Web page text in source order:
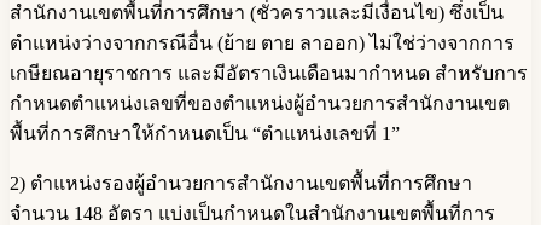
สำนักงานเขตพื้นที่การศึกษา (ชั่วคราวและมีเงื่อนไข) ซึ่งเป็น
ตำแหน่งว่างจากกรณีอื่น (ย้าย ตาย ลาออก) ไม่ใช่ว่างจากการ
เกษียณอายุราชการ และมีอัตราเงินเดือนมากำหนด สำหรับการ
กำหนดตำแหน่งเลขที่ของตำแหน่งผู้อำนวยการสำนักงานเขต
พื้นที่การศึกษาให้กำหนดเป็น “ตำแหน่งเลขที่ 1”
2) ตำแหน่งรองผู้อำนวยการสำนักงานเขตพื้นที่การศึกษา
จำนวน 148 อัตรา แบ่งเป็นกำหนดในสำนักงานเขตพื้นที่การ